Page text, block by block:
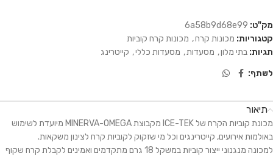
מק"ט: 6a58b9d68e99
קטגוריות: מכונות קרח, מכונות קרח קוביות
תגיות: בתי מלון, מסעדות, מסעדות כללי, קייטרינג
לשתף:
תיאור
מכונת קוביות הקרח של ICE-TEK מקבוצת MINERVA-OMEGA מיועדת לשימוש
באולמות אירועים, קייטרינגים וכל מי שזקוק לקוביות קרח לצינון משקאות.
למכונה מנגנוני ייצור קוביות במשקל 18 גרם מתקדמים ואמינים לקבלת קרח שקוף